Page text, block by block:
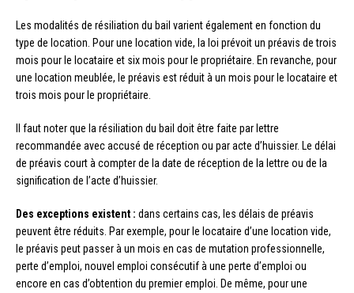
Les modalités de résiliation du bail varient également en fonction du
type de location. Pour une location vide, la loi prévoit un préavis de trois
mois pour le locataire et six mois pour le propriétaire. En revanche, pour
une location meublée, le préavis est réduit à un mois pour le locataire et
trois mois pour le propriétaire.
Il faut noter que la résiliation du bail doit être faite par lettre
recommandée avec accusé de réception ou par acte d’huissier. Le délai
de préavis court à compter de la date de réception de la lettre ou de la
signification de l’acte d’huissier.
Des exceptions existent : dans certains cas, les délais de préavis
peuvent être réduits. Par exemple, pour le locataire d’une location vide,
le préavis peut passer à un mois en cas de mutation professionnelle,
perte d’emploi, nouvel emploi consécutif à une perte d’emploi ou
encore en cas d’obtention du premier emploi. De même, pour une